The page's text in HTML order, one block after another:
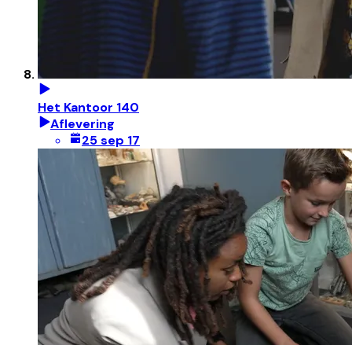
Het Kantoor 140
Aflevering
25 sep 17